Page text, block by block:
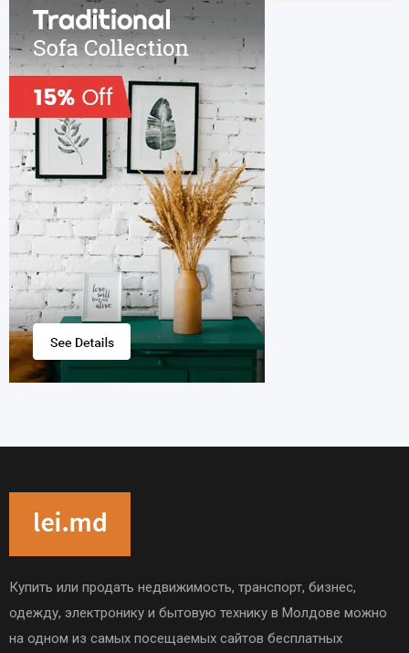
Купить или продать недвижимость, транспорт, бизнес,
одежду, электронику и бытовую технику в Молдове можно
на одном из самых посещаемых сайтов бесплатных